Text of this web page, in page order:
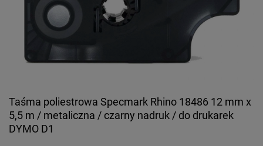
Taśma poliestrowa Specmark Rhino 18486 12 mm x
5,5 m / metaliczna / czarny nadruk / do drukarek
DYMO D1